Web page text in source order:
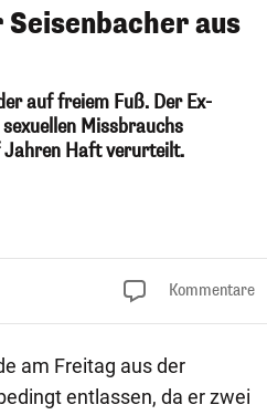
aus
auf freiem Fuß. Der Ex-
Missbrauchs
Haft verurteilt.
Kommentare
am Freitag aus der
entlassen, da er zwei